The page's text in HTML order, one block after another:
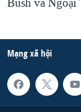
Mạng xã hội